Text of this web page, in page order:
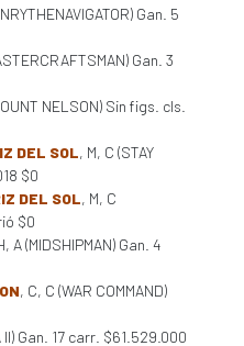
Gan. 5
Gan. 3
NELSON) Sin figs. cls.
DEL SOL, M, C (STAY
$0
DEL SOL, M, C
$0
A (MIDSHIPMAN) Gan. 4
, C, C (WAR COMMAND)
II) Gan. 17 carr. $61.529.000